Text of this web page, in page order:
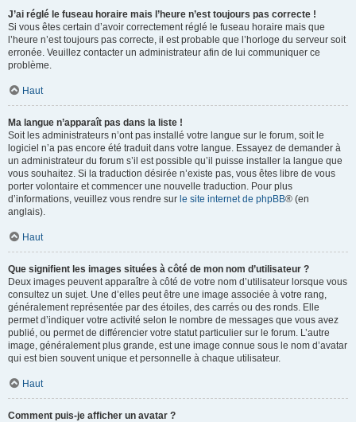
J’ai réglé le fuseau horaire mais l’heure n’est toujours pas correcte !
Si vous êtes certain d’avoir correctement réglé le fuseau horaire mais que
l’heure n’est toujours pas correcte, il est probable que l’horloge du serveur soit
erronée. Veuillez contacter un administrateur afin de lui communiquer ce
problème.
Haut
Ma langue n’apparaît pas dans la liste !
Soit les administrateurs n’ont pas installé votre langue sur le forum, soit le
logiciel n’a pas encore été traduit dans votre langue. Essayez de demander à
un administrateur du forum s’il est possible qu’il puisse installer la langue que
vous souhaitez. Si la traduction désirée n’existe pas, vous êtes libre de vous
porter volontaire et commencer une nouvelle traduction. Pour plus
d’informations, veuillez vous rendre sur le site internet de phpBB® (en
anglais).
Haut
Que signifient les images situées à côté de mon nom d’utilisateur ?
Deux images peuvent apparaître à côté de votre nom d’utilisateur lorsque vous
consultez un sujet. Une d’elles peut être une image associée à votre rang,
généralement représentée par des étoiles, des carrés ou des ronds. Elle
permet d’indiquer votre activité selon le nombre de messages que vous avez
publié, ou permet de différencier votre statut particulier sur le forum. L’autre
image, généralement plus grande, est une image connue sous le nom d’avatar
qui est bien souvent unique et personnelle à chaque utilisateur.
Haut
Comment puis-je afficher un avatar ?